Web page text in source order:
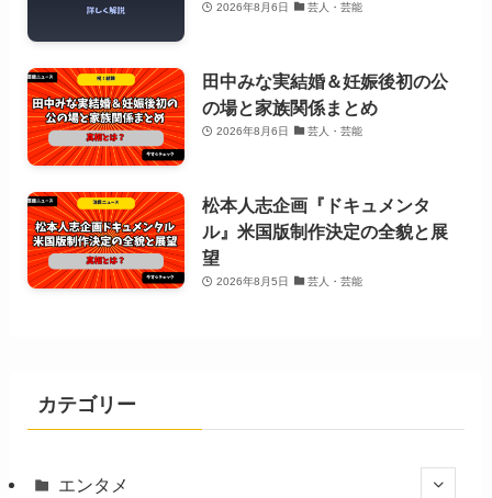
2026年8月6日 芸人・芸能
田中みな実結婚＆妊娠後初の公
の場と家族関係まとめ
2026年8月6日 芸人・芸能
松本人志企画『ドキュメンタ
ル』米国版制作決定の全貌と展
望
2026年8月5日 芸人・芸能
カテゴリー
エンタメ